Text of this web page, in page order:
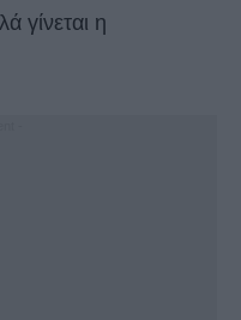
γίνεται η